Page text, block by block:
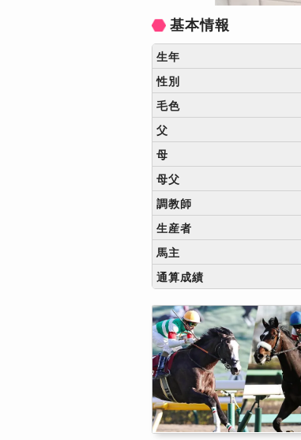
基本情報
生年
性別
毛色
父
母
母父
調教師
生産者
馬主
通算成績